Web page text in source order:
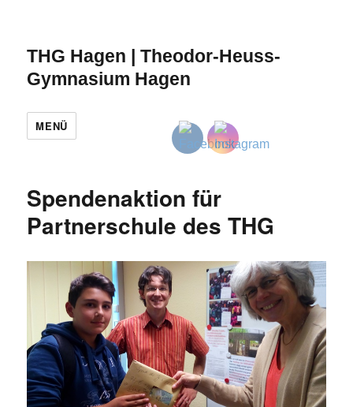
THG Hagen | Theodor-Heuss-
Gymnasium Hagen
MENÜ
Spendenaktion für
Partnerschule des THG